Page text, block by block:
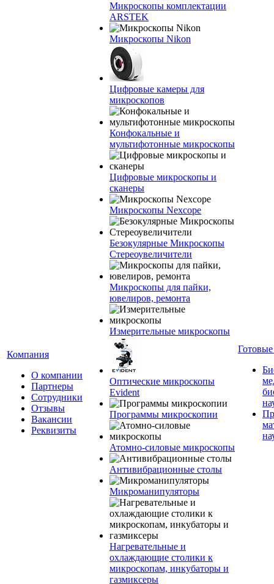
Компания
О компании
Партнеры
Сотрудники
Отзывы
Вакансии
Реквизиты
Микроскопы комплектации
ARSTEK
Микроскопы Nikon
Цифровые камеры для
микроскопов
Конфокальные и
мультифотонные микроскопы
Цифровые микроскопы и
сканеры
Микроскопы Nexcope
Безокулярные Микроскопы
Стереоувеличители
Микроскопы для пайки,
ювелиров, ремонта
Измерительные микроскопы
Оптические микроскопы
Evident
Программы микроскопии
Атомно-силовые микроскопы
Антивибрационные столы
Микроманипуляторы
Нагревательные и
охлаждающие столики к
микроскопам, инкубаторы и
газмиксеры